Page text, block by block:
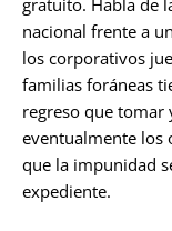
gratuito. Habla de
nacional frente a
los corporativos
familias foráneas
regreso que tomar
eventualmente los
que la impunidad
expediente.